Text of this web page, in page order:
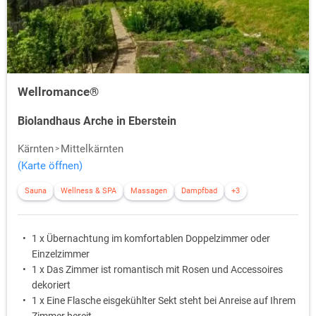
Wellromance®
Biolandhaus Arche in Eberstein
Kärnten
Mittelkärnten
(Karte öffnen)
Sauna Wellness & SPA Massagen Dampfbad +3
1 x Übernachtung im komfortablen Doppelzimmer oder
Einzelzimmer
1 x Das Zimmer ist romantisch mit Rosen und Accessoires
dekoriert
1 x Eine Flasche eisgekühlter Sekt steht bei Anreise auf Ihrem